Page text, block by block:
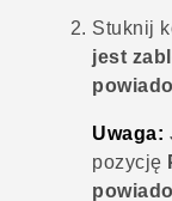
Stuknij
jest
Uwaga:
pozycję